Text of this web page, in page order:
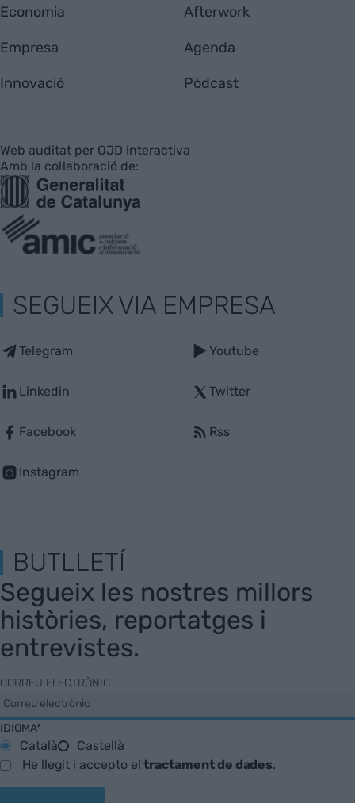
Economia
Empresa
Innovació
Afterwork
Agenda
Pòdcast
Web auditat per OJD interactiva
Amb la col·laboració de:
SEGUEIX VIA EMPRESA
Telegram
Linkedin
Facebook
Instagram
Youtube
Twitter
Rss
BUTLLETÍ
Segueix les nostres millors
històries, reportatges i
entrevistes.
CORREU ELECTRÒNIC
IDIOMA*
Català
Castellà
He llegit i accepto eltractament de dades.